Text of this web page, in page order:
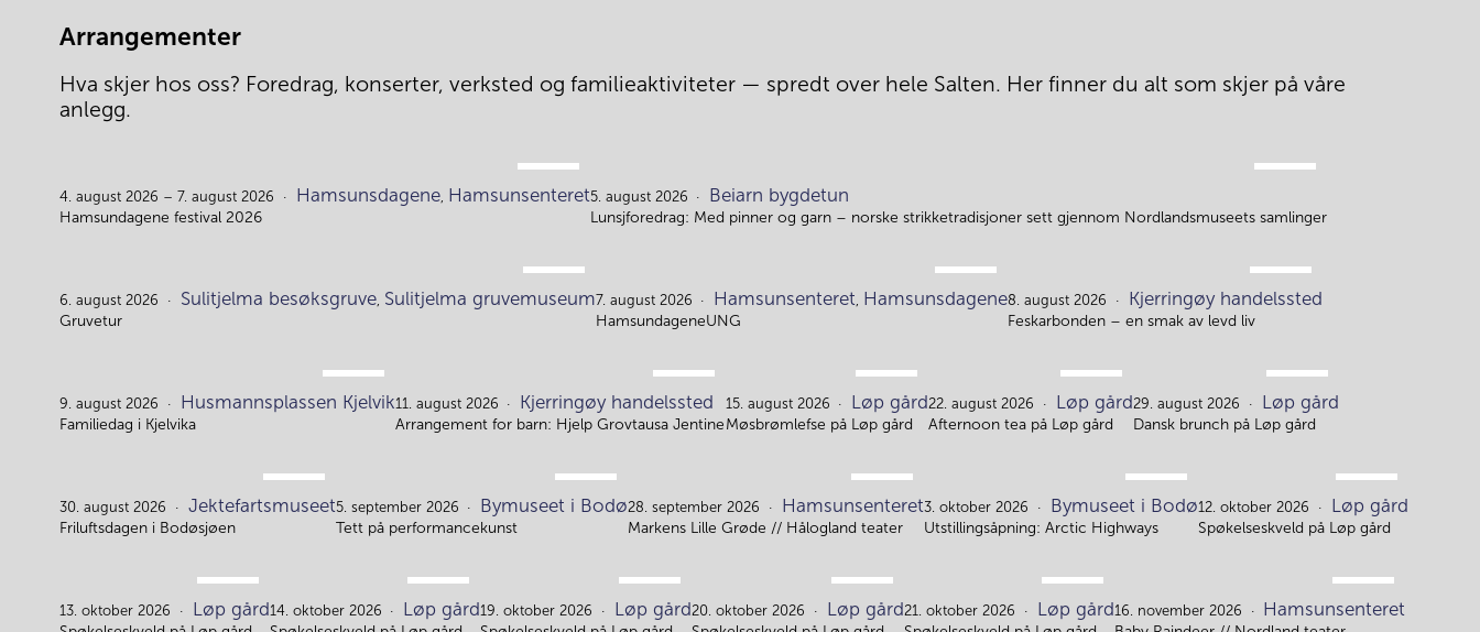
Arrangementer
Hva skjer hos oss? Foredrag, konserter, verksted og familieaktiviteter — spredt over hele Salten. Her finner du alt som skjer på våre
anlegg.
4.
4. august 2026 – 7. august 2026 Hamsunsdagene, Hamsunsenteret
Hamsundagene festival 2026
5. august 2026 Beiarn bygdetun
Lunsjforedrag: Med pinner og garn – norske strikketradisjoner sett gjennom Nordlandsmuseets samlinger
6.
6. august 2026 Sulitjelma besøksgruve, Sulitjelma gruvemuseum
Gruvetur
7.
7. august 2026 Hamsunsenteret, Hamsunsdagene
HamsundageneUNG
8.
8. august 2026 Kjerringøy handelssted
Feskarbonden – en smak av levd liv
9.
9. august 2026 Husmannsplassen Kjelvik
Familiedag i Kjelvika
11.
11. august 2026 Kjerringøy handelssted
Arrangement for barn: Hjelp Grovtausa Jentine
15.
15. august 2026 Løp gård
Møsbrømlefse på Løp gård
22.
22. august 2026 Løp gård
Afternoon tea på Løp gård
29.
29. august 2026 Løp gård
Dansk brunch på Løp gård
30.
30. august 2026 Jektefartsmuseet
Friluftsdagen i Bodøsjøen
5.
5. september 2026 Bymuseet i Bodø
Tett på performancekunst
28.
28. september 2026 Hamsunsenteret
Markens Lille Grøde // Hålogland teater
3.
3. oktober 2026 Bymuseet i Bodø
Utstillingsåpning: Arctic Highways
12.
12. oktober 2026 Løp gård
Spøkelseskveld på Løp gård
13.
13. oktober 2026 Løp gård 14.
14. oktober 2026 Løp gård 19.
19. oktober 2026 Løp gård 20.
20. oktober 2026 Løp gård 21.
21. oktober 2026 Løp gård 16.
16. november 2026 Hamsunsenteret